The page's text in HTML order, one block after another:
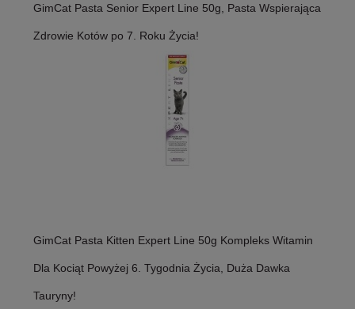
GimCat Pasta Senior Expert Line 50g, Pasta Wspierająca
Zdrowie Kotów po 7. Roku Życia!
GimCat Pasta Kitten Expert Line 50g Kompleks Witamin
Dla Kociąt Powyżej 6. Tygodnia Życia, Duża Dawka
Tauryny!